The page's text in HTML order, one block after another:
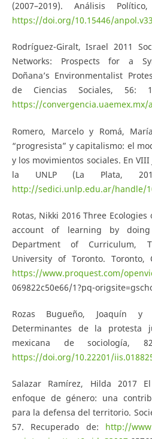
(2007–2019). Análisis
https://doi.org/10.15446/
Rodríguez-Giralt, Israel 2011
Networks: Prospects for a
Doñana’s Environmentalist
de Ciencias Sociales, 56:
https://convergencia.uaemex.mx/
Romero, Marcelo y Romá,
“progresista” y capitalismo: el
y los movimientos sociales. En
la UNLP (La Plata,
http://sedici.unlp.edu.ar/handle/
Rotas, Nikki 2016 Three
account of learning by doing
Department of Curriculum,
University of Toronto. Toronto,
https://www.proquest.com/
069822c50e66/1?pq-
Rozas Bugueño, Joaquín y
Determinantes de la protesta
mexicana de sociología,
https://doi.org/10.22201/
Salazar Ramírez, Hilda 2017
enfoque de género: una
para la defensa del territorio.
57. Recuperado de: http://